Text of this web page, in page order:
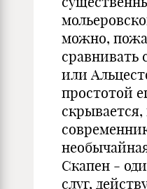
можно,
или
простотой
Скапен -
слуг,